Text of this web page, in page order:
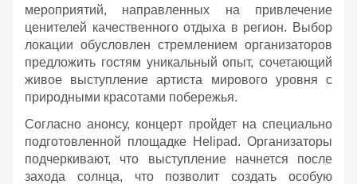
мероприятий, направленных на привлечение
ценителей качественного отдыха в регион. Выбор
локации обусловлен стремлением организаторов
предложить гостям уникальный опыт, сочетающий
живое выступление артиста мирового уровня с
природными красотами побережья.
Согласно анонсу, концерт пройдет на специально
подготовленной площадке Helipad. Организаторы
подчеркивают, что выступление начнется после
захода солнца, что позволит создать особую